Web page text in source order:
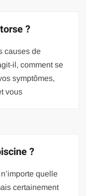
?
causes de
il, comment se
symptômes,
vous
?
quelle
certainement